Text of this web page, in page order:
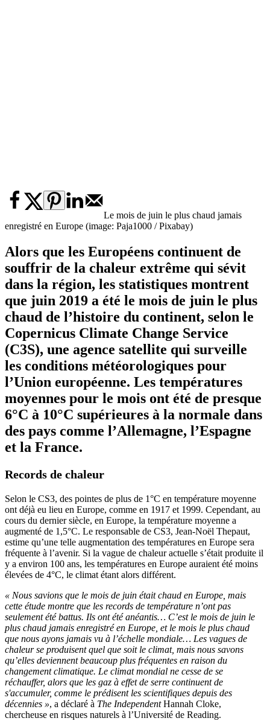
Le mois de juin le plus chaud jamais
enregistré en Europe (image: Paja1000 / Pixabay)
Alors que les Européens continuent de
souffrir de la chaleur extrême qui sévit
dans la région, les statistiques montrent
que juin 2019 a été le mois de juin le plus
chaud de l’histoire du continent, selon le
Copernicus Climate Change Service
(C3S), une agence satellite qui surveille
les conditions météorologiques pour
l’Union européenne. Les températures
moyennes pour le mois ont été de presque
6°C à 10°C supérieures à la normale dans
des pays comme l’Allemagne, l’Espagne
et la France.
Records de chaleur
Selon le CS3, des pointes de plus de 1°C en température moyenne
ont déjà eu lieu en Europe, comme en 1917 et 1999. Cependant, au
cours du dernier siècle, en Europe, la température moyenne a
augmenté de 1,5°C. Le responsable de CS3, Jean-Noël Thepaut,
estime qu’une telle augmentation des températures en Europe sera
fréquente à l’avenir. Si la vague de chaleur actuelle s’était produite il
y a environ 100 ans, les températures en Europe auraient été moins
élevées de 4°C, le climat étant alors différent.
« Nous savions que le mois de juin était chaud en Europe, mais
cette étude montre que les records de température n’ont pas
seulement été battus. Ils ont été anéantis… C’est le mois de juin le
plus chaud jamais enregistré en Europe, et le mois le plus chaud
que nous ayons jamais vu à l’échelle mondiale… Les vagues de
chaleur se produisent quel que soit le climat, mais nous savons
qu’elles deviennent beaucoup plus fréquentes en raison du
changement climatique. Le climat mondial ne cesse de se
réchauffer, alors que les gaz à effet de serre continuent de
s'accumuler, comme le prédisent les scientifiques depuis des
décennies », a déclaré à The IndependentHannah Cloke,
chercheuse en risques naturels à l’Université de Reading.